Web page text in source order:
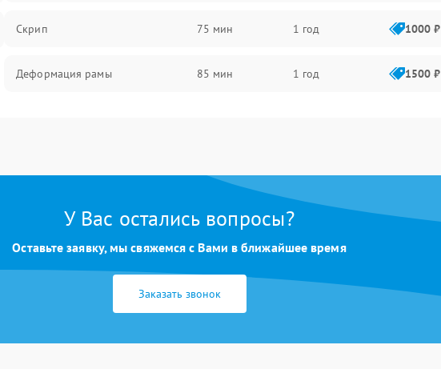
Скрип 75 мин 1 год 1000 ₽
Деформация рамы 85 мин 1 год 1500 ₽
У Вас остались вопросы?
Оставьте заявку, мы свяжемся с Вами в ближайшее время
Заказать звонок